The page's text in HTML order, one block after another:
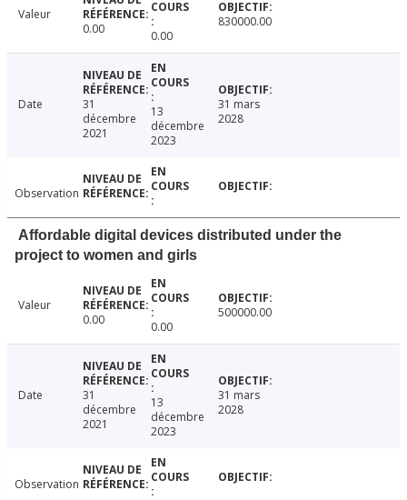
Valeur
0.00
0.00
830000.00
Date
31
décembre
2021
13
décembre
2023
31 mars
2028
Observation
Affordable digital devices distributed under the
project to women and girls
Valeur
0.00
0.00
500000.00
Date
31
décembre
2021
13
décembre
2023
31 mars
2028
Observation